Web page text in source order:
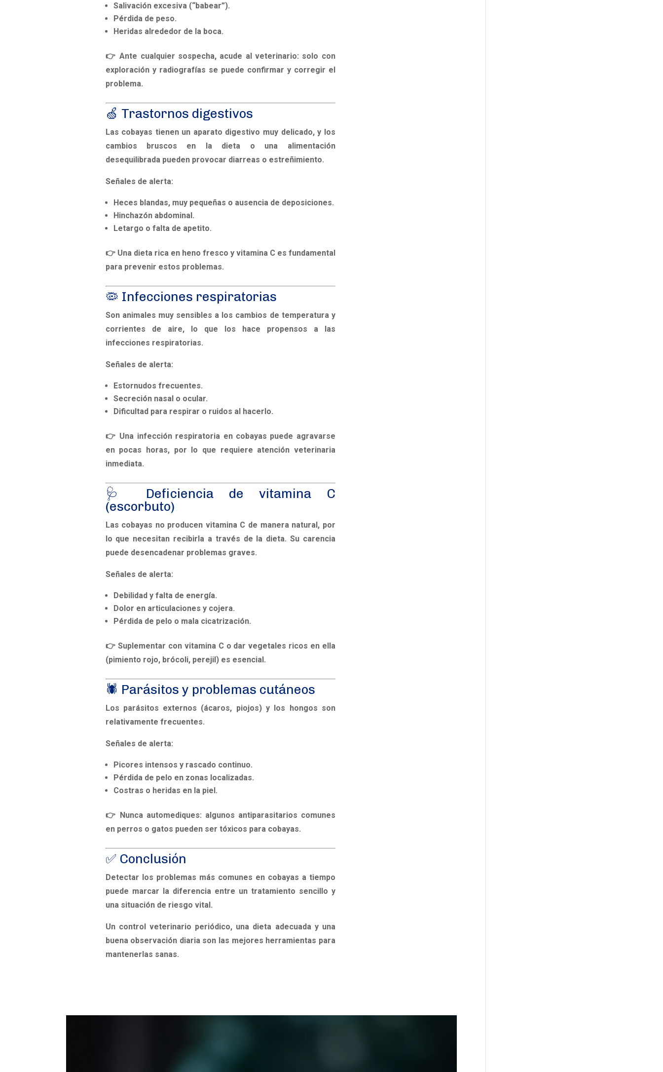
Salivación excesiva (“babear”).
Pérdida de peso.
Heridas alrededor de la boca.
👉 Ante cualquier sospecha, acude al veterinario: solo con
exploración y radiografías se puede confirmar y corregir el
problema.
🍏 Trastornos digestivos
Las cobayas tienen un aparato digestivo muy delicado, y los
cambios bruscos en la dieta o una alimentación
desequilibrada pueden provocar diarreas o estreñimiento.
Señales de alerta:
Heces blandas, muy pequeñas o ausencia de deposiciones.
Hinchazón abdominal.
Letargo o falta de apetito.
👉 Una dieta rica en heno fresco y vitamina C es fundamental
para prevenir estos problemas.
🦠 Infecciones respiratorias
Son animales muy sensibles a los cambios de temperatura y
corrientes de aire, lo que los hace propensos a las
infecciones respiratorias.
Señales de alerta:
Estornudos frecuentes.
Secreción nasal o ocular.
Dificultad para respirar o ruidos al hacerlo.
👉 Una infección respiratoria en cobayas puede agravarse
en pocas horas, por lo que requiere atención veterinaria
inmediata.
🩺 Deficiencia de vitamina C
(escorbuto)
Las cobayas no producen vitamina C de manera natural, por
lo que necesitan recibirla a través de la dieta. Su carencia
puede desencadenar problemas graves.
Señales de alerta:
Debilidad y falta de energía.
Dolor en articulaciones y cojera.
Pérdida de pelo o mala cicatrización.
👉 Suplementar con vitamina C o dar vegetales ricos en ella
(pimiento rojo, brócoli, perejil) es esencial.
🕷️ Parásitos y problemas cutáneos
Los parásitos externos (ácaros, piojos) y los hongos son
relativamente frecuentes.
Señales de alerta:
Picores intensos y rascado continuo.
Pérdida de pelo en zonas localizadas.
Costras o heridas en la piel.
👉 Nunca automediques: algunos antiparasitarios comunes
en perros o gatos pueden ser tóxicos para cobayas.
✅ Conclusión
Detectar los problemas más comunes en cobayas a tiempo
puede marcar la diferencia entre un tratamiento sencillo y
una situación de riesgo vital.
Un control veterinario periódico, una dieta adecuada y una
buena observación diaria son las mejores herramientas para
mantenerlas sanas.